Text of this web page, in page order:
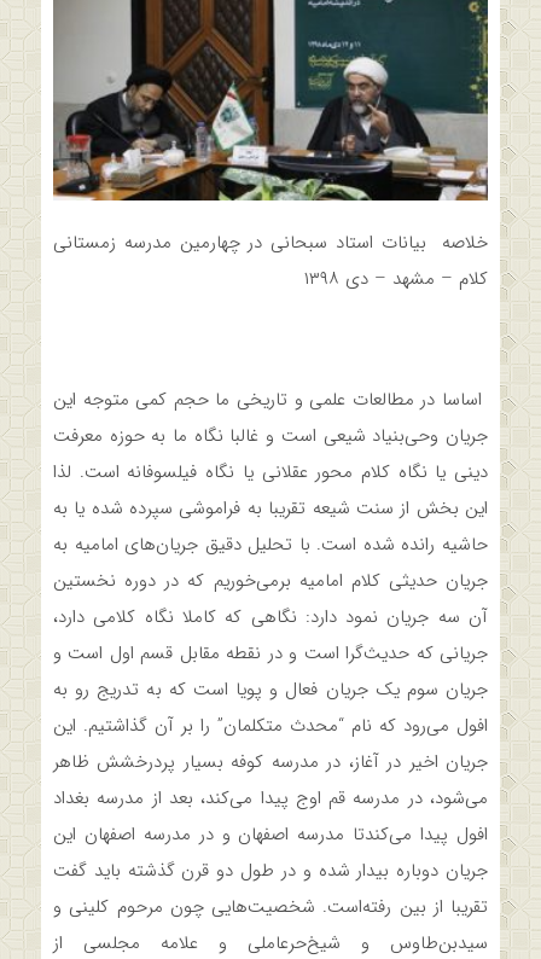
خلاصه بیانات استاد سبحانی در چهارمین مدرسه زمستانی
کلام – مشهد – دی ۱۳۹۸
اساسا در مطالعات علمی و تاریخی‌ ما حجم کمی متوجه این
جریان وحی‌بنیاد شیعی است و غالبا نگاه ما به حوزه معرفت
دینی یا نگاه کلام محور عقلانی یا نگاه فیلسوفانه است. لذا
این بخش از سنت شیعه تقریبا به فراموشی سپرده شده یا به
حاشیه رانده شده است. با تحلیل دقیق جریان‌های امامیه به
جریان حدیثی کلام امامیه برمی‌خوریم که در دوره نخستین
آن سه جریان نمود دارد: نگاهی که کاملا نگاه کلامی دارد،
جریانی که حدیث‌گرا است و در نقطه مقابل قسم اول است و
جریان سوم یک جریان فعال و پویا است که به تدریج رو به
افول می‌رود که نام “محدث متکلمان” را بر آن گذاشتیم. این
جریان اخیر در آغاز، در مدرسه کوفه بسیار پردرخشش ظاهر
می‌شود، در مدرسه قم اوج پیدا می‌کند، بعد از مدرسه بغداد
افول پیدا می‌کندتا مدرسه اصفهان و در مدرسه اصفهان این
جریان دوباره بیدار شده و در طول دو قرن گذشته باید گفت
تقریبا از بین رفته‌است. شخصیت‌هایی چون مرحوم کلینی و
سیدبن‌طاوس و شیخ‌حر‌عاملی و علامه مجلسی از